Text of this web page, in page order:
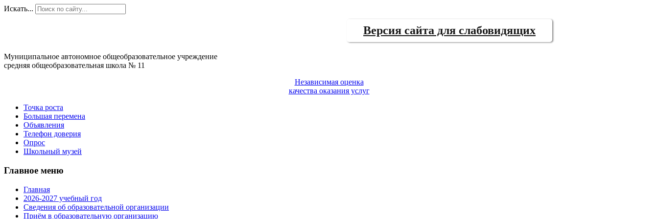
Искать...
Версия сайта для слабовидящих
Муниципальное автономное общеобразовательное учреждение
средняя общеобразовательная школа № 11
Независимая оценка
качества оказания услуг
Точка роста
Большая перемена
Объявления
Телефон доверия
Опрос
Школьный музей
Главное меню
Главная
2026-2027 учебный год
Сведения об образовательной организации
Приём в образовательную организацию